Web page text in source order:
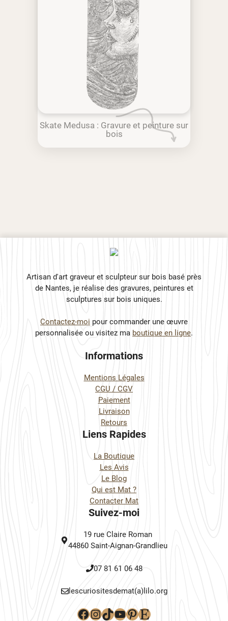
Skate Medusa : Gravure et peinture sur
bois
Artisan d'art graveur et sculpteur sur bois basé près
de Nantes, je réalise des gravures, peintures et
sculptures sur bois uniques.
Contactez-moi pour commander une œuvre
personnalisée ou visitez ma boutique en ligne.
Informations
Mentions Légales
CGU / CGV
Paiement
Livraison
Retours
Liens Rapides
La Boutique
Les Avis
Le Blog
Qui est Mat ?
Contacter Mat
Suivez-moi
19 rue Claire Roman
44860 Saint-Aignan-Grandlieu
07 81 61 06 48
lescuriositesdemat(a)lilo.org
Facebook
Instagram
TikTok
YouTube
Pinterest
Etsy